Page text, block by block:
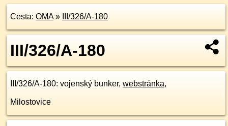
Cesta: OMA» III/326/A-180
III/326/A-180
III/326/A-180: vojenský bunker, webstránka,
Milostovice